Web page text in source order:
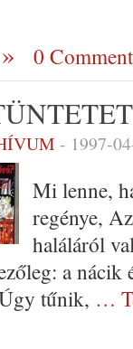
0
- 1997-
Mi lenne,
regénye,
haláláról
a nácik
tűnik, …